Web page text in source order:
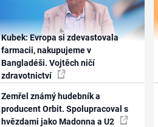
Kubek: Evropa si zdevastovala
farmacii, nakupujeme v
Bangladéši. Vojtěch ničí
zdravotnictví
Zemřel známý hudebník a
producent Orbit. Spolupracoval s
hvězdami jako Madonna a U2